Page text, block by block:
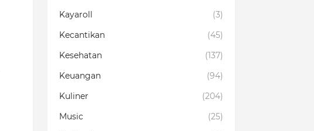
Kayaroll
(3)
Kecantikan
(45)
Kesehatan
(137)
Keuangan
(94)
Kuliner
(204)
Music
(25)